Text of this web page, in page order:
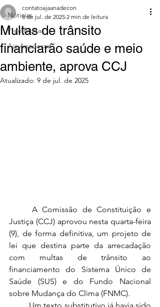
Nóticias
Free Multas
Aja Anadecon
Multas de trânsito
financiarão saúde e meio
ambiente, aprova CCJ
contatoajaanadecon
8 de jul. de 2025 2 min de leitura
Atualizado: 9 de jul. de 2025
Justiça (CCJ) aprovou nesta quarta-feira
(9), de forma definitiva, um projeto de
lei que destina parte da arrecadação
com multas de trânsito ao
financiamento do Sistema Único de
Saúde (SUS) e do Fundo Nacional
sobre Mudança do Clima (FNMC).